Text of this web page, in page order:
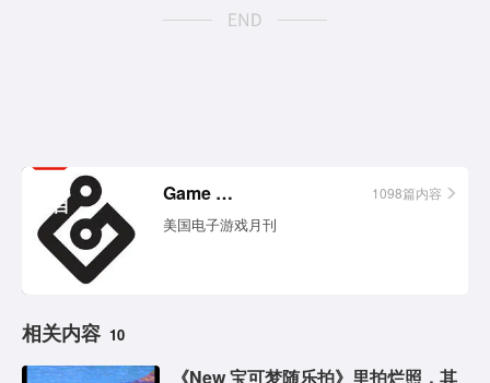
栏目
Game Informer 1098篇内容
美国电子游戏月刊
相关内容 10
《New 宝可梦随乐拍》里拍烂照，其